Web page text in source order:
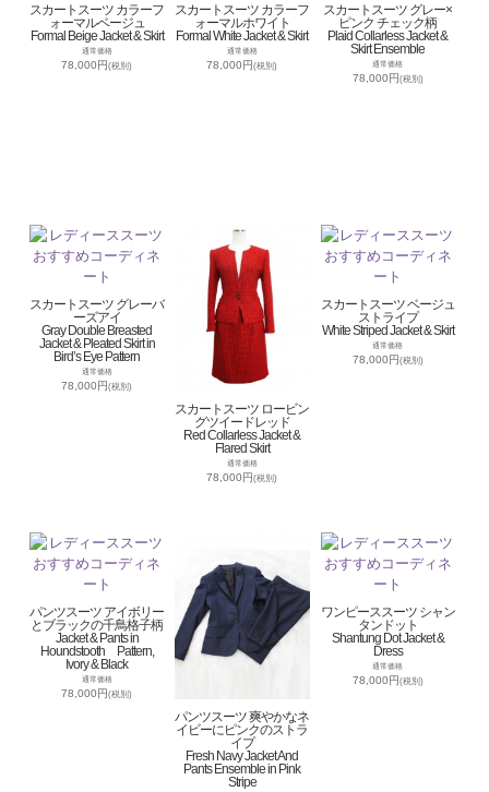
スカートスーツ カラーフ
ォーマルベージュ
Formal Beige Jacket & Skirt
通常価格
78,000円(税別)
スカートスーツ カラーフ
ォーマルホワイト
Formal White Jacket & Skirt
通常価格
78,000円(税別)
スカートスーツ グレー×
ピンク チェック柄
Plaid Collarless Jacket &
Skirt Ensemble
通常価格
78,000円(税別)
スカートスーツ グレーバ
ーズアイ
Gray Double Breasted
Jacket & Pleated Skirt in
Bird’s Eye Pattern
通常価格
78,000円(税別)
スカートスーツ ロービン
グツイードレッド
Red Collarless Jacket &
Flared Skirt
通常価格
78,000円(税別)
スカートスーツ ベージュ
ストライプ
White Striped Jacket & Skirt
通常価格
78,000円(税別)
パンツスーツ アイボリー
とブラックの千鳥格子柄
Jacket & Pants in
Houndstooth Pattern,
Ivory & Black
通常価格
78,000円(税別)
パンツスーツ 爽やかなネ
イビーにピンクのストラ
イプ
Fresh Navy Jacket And
Pants Ensemble in Pink
Stripe
ワンピーススーツ シャン
タンドット
Shantung Dot Jacket &
Dress
通常価格
78,000円(税別)